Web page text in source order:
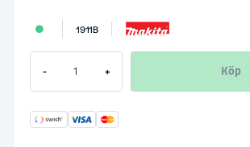
1911B
- + Köp